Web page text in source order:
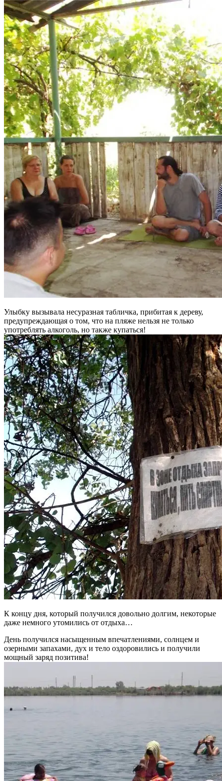
Улыбку вызывала несуразная табличка, прибитая к дереву,
предупреждающая о том, что на пляже нельзя не только
употреблять алкоголь, но также купаться!
К концу дня, который получился довольно долгим, некоторые
даже немного утомились от отдыха…
День получился насыщенным впечатлениями, солнцем и
озерными запахами, дух и тело оздоровились и получили
мощный заряд позитива!